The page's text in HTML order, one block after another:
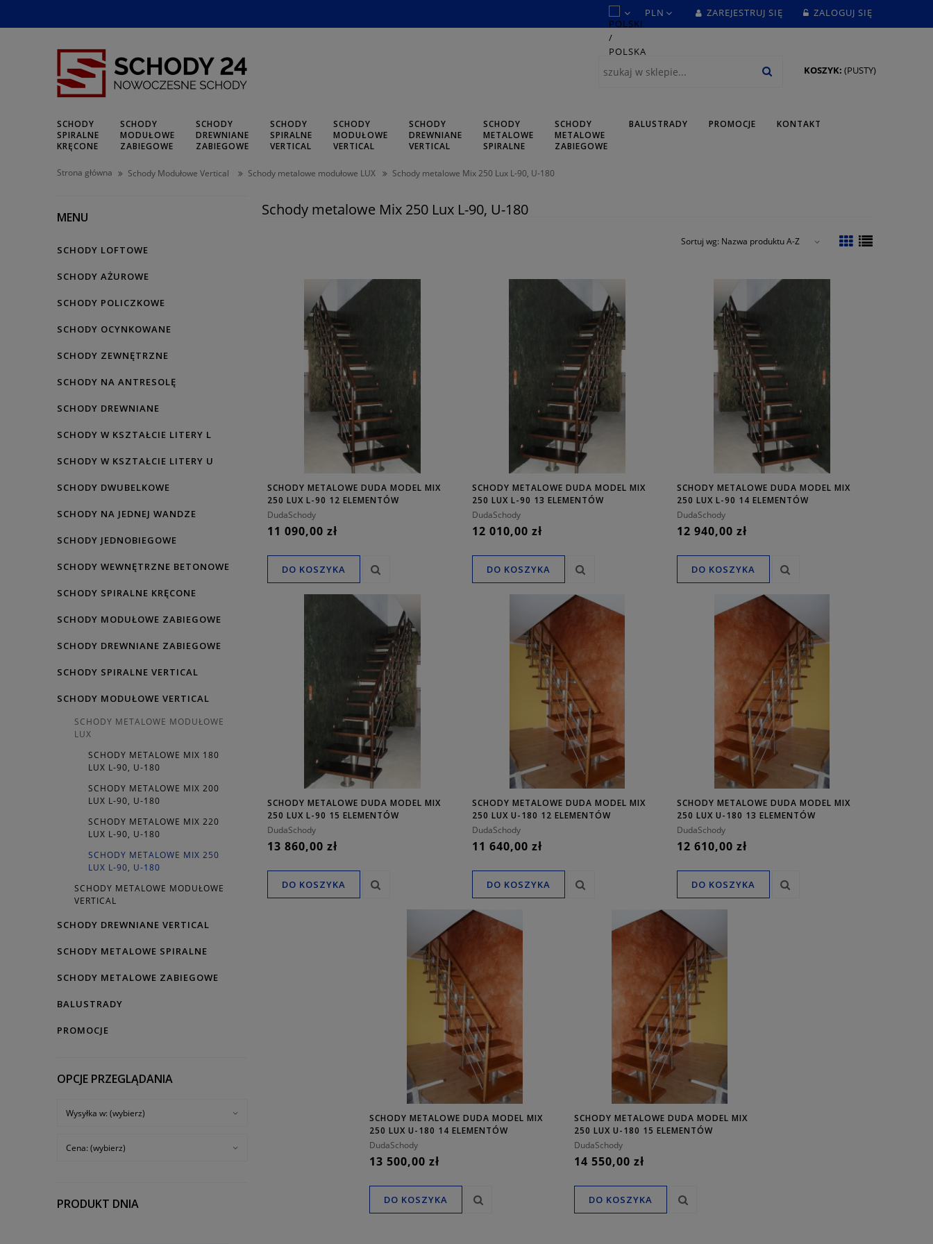
ZAREJESTRUJ SIĘ ZALOGUJ SIĘ
KOSZYK: (PUSTY)
SCHODY
SPIRALNE
KRĘCONE
SCHODY
MODUŁOWE
ZABIEGOWE
SCHODY
DREWNIANE
ZABIEGOWE
SCHODY
SPIRALNE
VERTICAL
SCHODY
MODUŁOWE
VERTICAL
SCHODY
DREWNIANE
VERTICAL
SCHODY
METALOWE
SPIRALNE
SCHODY
METALOWE
ZABIEGOWE
BALUSTRADY PROMOCJE KONTAKT
Strona główna Schody Modułowe Vertical Schody metalowe modułowe LUX Schody metalowe Mix 250 Lux L-90, U-180
MENU
SCHODY LOFTOWE
SCHODY AŻUROWE
SCHODY POLICZKOWE
SCHODY OCYNKOWANE
SCHODY ZEWNĘTRZNE
SCHODY NA ANTRESOLĘ
SCHODY DREWNIANE
SCHODY W KSZTAŁCIE LITERY L
SCHODY W KSZTAŁCIE LITERY U
SCHODY DWUBELKOWE
SCHODY NA JEDNEJ WANDZE
SCHODY JEDNOBIEGOWE
SCHODY WEWNĘTRZNE BETONOWE
SCHODY SPIRALNE KRĘCONE
SCHODY MODUŁOWE ZABIEGOWE
SCHODY DREWNIANE ZABIEGOWE
SCHODY SPIRALNE VERTICAL
SCHODY MODUŁOWE VERTICAL
SCHODY METALOWE MODUŁOWE
LUX
SCHODY METALOWE MIX 180
LUX L-90, U-180
SCHODY METALOWE MIX 200
LUX L-90, U-180
SCHODY METALOWE MIX 220
LUX L-90, U-180
SCHODY METALOWE MIX 250
LUX L-90, U-180
SCHODY METALOWE MODUŁOWE
VERTICAL
SCHODY DREWNIANE VERTICAL
SCHODY METALOWE SPIRALNE
SCHODY METALOWE ZABIEGOWE
BALUSTRADY
PROMOCJE
OPCJE PRZEGLĄDANIA
Wysyłka w: (wybierz)
Cena: (wybierz)
PRODUKT DNIA
Schody metalowe Mix 250 Lux L-90, U-180
Sortuj wg: Nazwa produktu A-Z
SCHODY METALOWE DUDA MODEL MIX
250 LUX L-90 12 ELEMENTÓW
DudaSchody
11 090,00 zł
DO KOSZYKA
SCHODY METALOWE DUDA MODEL MIX
250 LUX L-90 13 ELEMENTÓW
DudaSchody
12 010,00 zł
DO KOSZYKA
SCHODY METALOWE DUDA MODEL MIX
250 LUX L-90 14 ELEMENTÓW
DudaSchody
12 940,00 zł
DO KOSZYKA
SCHODY METALOWE DUDA MODEL MIX
250 LUX L-90 15 ELEMENTÓW
DudaSchody
13 860,00 zł
DO KOSZYKA
SCHODY METALOWE DUDA MODEL MIX
250 LUX U-180 12 ELEMENTÓW
DudaSchody
11 640,00 zł
DO KOSZYKA
SCHODY METALOWE DUDA MODEL MIX
250 LUX U-180 13 ELEMENTÓW
DudaSchody
12 610,00 zł
DO KOSZYKA
SCHODY METALOWE DUDA MODEL MIX
250 LUX U-180 14 ELEMENTÓW
DudaSchody
13 500,00 zł
DO KOSZYKA
SCHODY METALOWE DUDA MODEL MIX
250 LUX U-180 15 ELEMENTÓW
DudaSchody
14 550,00 zł
DO KOSZYKA